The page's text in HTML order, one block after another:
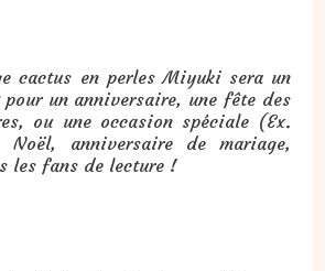
cactus en perles Miyuki sera un
pour un anniversaire, une fête des
ou une occasion spéciale (Ex.
Noël, anniversaire de mariage,
les fans de lecture !